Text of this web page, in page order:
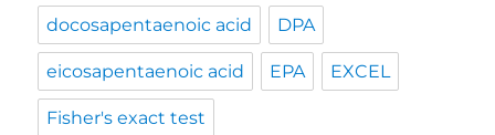
docosapentaenoic acid DPA
eicosapentaenoic acid EPA EXCEL
Fisher's exact test